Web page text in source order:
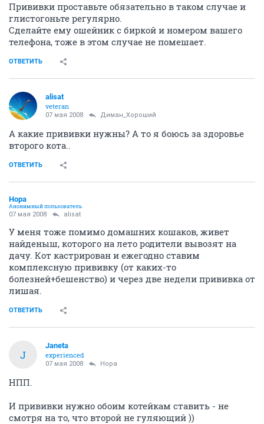
Прививки проставьте обязательно в таком случае и
глистогоньте регулярно.
Сделайте ему ошейник с биркой и номером вашего
телефона, тоже в этом случае не помешает.
ОТВЕТИТЬ
alisat
veteran
07 мая 2008 Диман_Хороший
А какие прививки нужны? А то я боюсь за здоровье
второго кота..
ОТВЕТИТЬ
Нора
Анонимный пользователь
07 мая 2008 alisat
У меня тоже помимо домашних кошаков, живет
найденыш, которого на лето родители вывозят на
дачу. Кот кастрирован и ежегодно ставим
комплексную прививку (от каких-то
болезней+бешенство) и через две недели прививка от
лишая.
ОТВЕТИТЬ
J
Janeta
experienced
07 мая 2008 Нора
НПП.
И прививки нужно обоим котейкам ставить - не
смотря на то, что второй не гуляющий ))